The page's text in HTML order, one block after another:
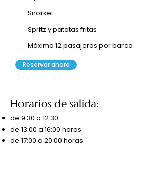
Snorkel
Spritz y patatas fritas
Máximo 12 pasajeros por barco
Reservar ahora
Horarios de salida:
de 9:30 a 12:30
de 13:00 a 16:00 horas
de 17:00 a 20:00 horas